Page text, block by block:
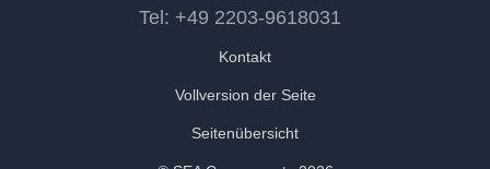
Tel: +49 2203-9618031
Kontakt
Vollversion der Seite
Seitenübersicht